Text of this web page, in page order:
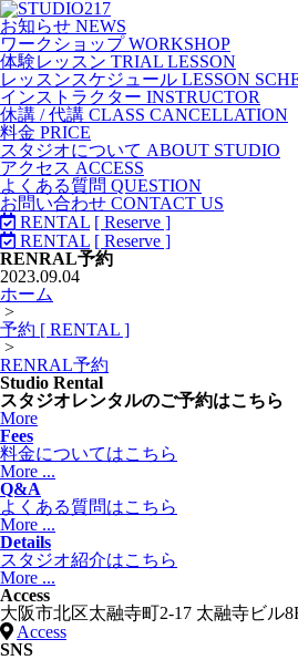
お知らせ NEWS
ワークショップ WORKSHOP
体験レッスン TRIAL LESSON
レッスンスケジュール LESSON
インストラクター INSTRUCTOR
休講 / 代講 CLASS CANCELLATION
料金 PRICE
スタジオについて ABOUT STUDIO
アクセス ACCESS
よくある質問 QUESTION
お問い合わせ CONTACT US
RENTAL [ Reserve ]
RENTAL [ Reserve ]
RENRAL予約
2023.09.04
ホーム
>
予約 [ RENTAL ]
>
RENRAL予約
Studio Rental
スタジオレンタルのご予約はこちら
More
Fees
料金についてはこちら
More ...
Q&A
よくある質問はこちら
More ...
Details
スタジオ紹介はこちら
More ...
Access
大阪市北区太融寺町2-17 太融寺ビル
Access
SNS